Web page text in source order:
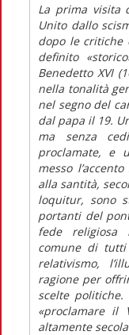
La prima visita
Unito dallo
dopo le
definito
Benedetto XVI
nella tonalità
nel segno del
dal papa il 19.
ma senza
proclamate, e
messo
alla santità,
loquitur, sono
portanti del
fede religiosa
comune di
relativismo,
ragione per
scelte
«proclamare il
altamente